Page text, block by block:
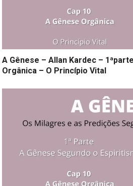
A Gênese – Allan Kardec –
Orgânica – O Princípio Vital